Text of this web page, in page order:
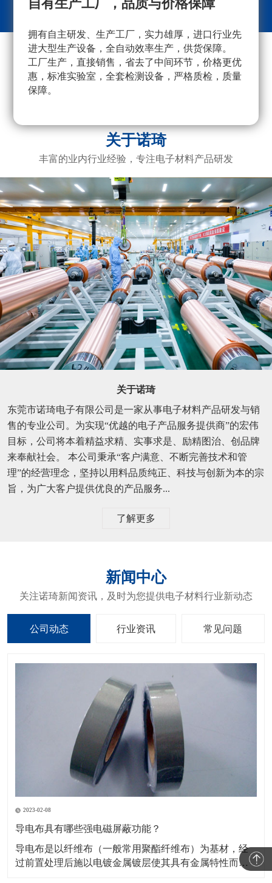
自有生产工厂，品质与价格保障
拥有自主研发、生产工厂，实力雄厚，进口行业先
进大型生产设备，全自动效率生产，供货保障。
工厂生产，直接销售，省去了中间环节，价格更优
惠，标准实验室，全套检测设备，严格质检，质量
保障。
采
关于诺琦
丰富的业内行业经验，专注电子材料产品研发
关于诺琦
东莞市诺琦电子有限公司是一家从事电子材料产品研发与销
售的专业公司。为实现“优越的电子产品服务提供商”的宏伟
目标，公司将本着精益求精、实事求是、励精图治、创品牌
来奉献社会。 本公司秉承“客户满意、不断完善技术和管
理”的经营理念，坚持以用料品质纯正、科技与创新为本的宗
旨，为广大客户提供优良的产品服务...
了解更多
新闻中心
关注诺琦新闻资讯，及时为您提供电子材料行业新动态
公司动态 行业资讯 常见问题
2023-02-08
导电布具有哪些强电磁屏蔽功能？
导电布是以纤维布（一般常用聚酯纤维布）为基材，经
过前置处理后施以电镀金属镀层使其具有金属特性而成